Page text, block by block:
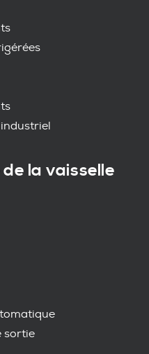
la vaisselle
sortie